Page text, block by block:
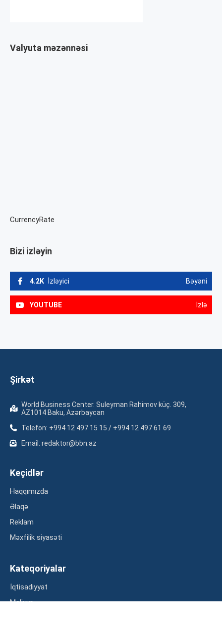
Valyuta məzənnəsi
CurrencyRate
Bizi izləyin
4.2K İzləyici Bəyəni
YOUTUBE İzlə
Şirkət
World Business Center. Suleyman Rahimov küç. 309,
AZ1014 Baku, Azərbaycan
Telefon: +994 12 497 15 15 / +994 12 497 61 69
Email: redaktor@bbn.az
Keçidlər
Haqqımızda
Əlaqə
Reklam
Məxfilik siyasəti
Kateqoriyalar
İqtisadiyyat
Maliyyə